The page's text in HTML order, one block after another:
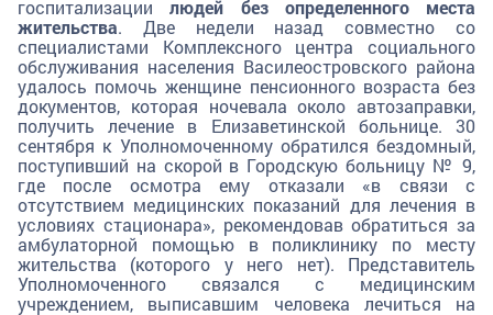
госпитализациилюдей без определенного места
жительства. Две недели назад совместно со
специалистами Комплексного центра социального
обслуживания населения Василеостровского района
удалось помочь женщине пенсионного возраста без
документов, которая ночевала около автозаправки,
получить лечение в Елизаветинской больнице. 30
сентября к Уполномоченному обратился бездомный,
поступивший на скорой в Городскую больницу № 9,
где после осмотра ему отказали «в связи с
отсутствием медицинских показаний для лечения в
условиях стационара», рекомендовав обратиться за
амбулаторной помощью в поликлинику по месту
жительства (которого у него нет). Представитель
Уполномоченного связался с медицинским
учреждением, выписавшим человека лечиться на